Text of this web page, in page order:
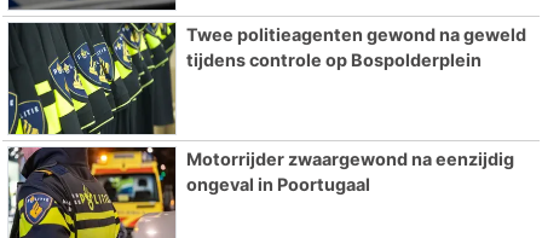
Twee politieagenten gewond na geweld
tijdens controle op Bospolderplein
Motorrijder zwaargewond na eenzijdig
ongeval in Poortugaal